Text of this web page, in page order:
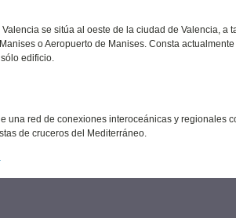
se sitúa al oeste de la ciudad de Valencia,
o Aeropuerto de Manises. Consta
edificio.
una red de conexiones interoceánicas y regionales
de cruceros del Mediterráneo.